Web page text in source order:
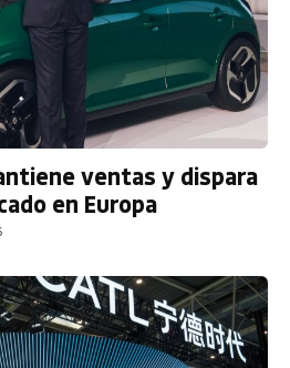
ventas y dispara
en Europa